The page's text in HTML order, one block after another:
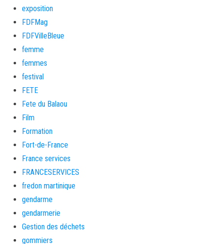
exposition
FDFMag
FDFVilleBleue
femme
femmes
festival
FETE
Fete du Balaou
Film
Formation
Fort-de-France
France services
FRANCESERVICES
fredon martinique
gendarme
gendarmerie
Gestion des déchets
gommiers